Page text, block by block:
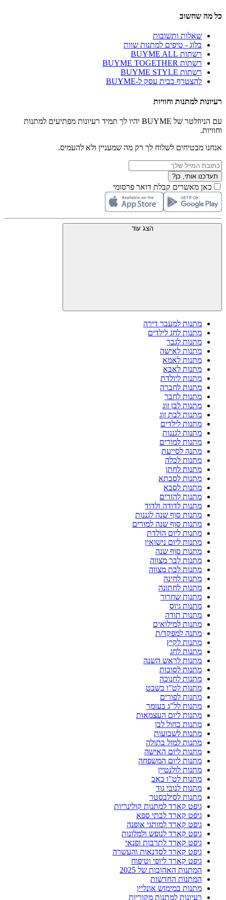
כל מה שחשוב
שאלות ותשובות
בלוג - טיפים למתנות שוות
רשתות BUYME ALL
רשתות BUYME TOGETHER
רשתות BUYME STYLE
להצטרף כבית עסק ל-BUYME
רעיונות למתנות וחוויות
עם הניוזלטר של BUYME יהיו לך תמיד רעיונות מפתיעים למתנות
וחוויות.
אנחנו מבטיחים לשלוח לך רק מה שמעניין ולא להעמיס.
תעדכנו אותי, כן?
כאן מאשרים קבלת דואר פרסומי
הצג עוד
מתנות למעבר דירה
מתנות לחג לילדים
מתנות לגבר
מתנות לאישה
מתנות לאמא
מתנות לאבא
מתנות ליולדת
מתנות לחברה
מתנות לחבר
מתנות לבן זוג
מתנות לבת זוג
מתנות לילדים
מתנות לגננות
מתנות למורים
מתנה לסייעת
מתנות לכלה
מתנות לחתן
מתנות לסבתא
מתנות לסבא
מתנות להורים
מתנות לדודה ולדוד
מתנות סוף שנה לגננות
מתנות סוף שנה למורים
מתנות ליום הולדת
מתנות ליום נישואין
מתנות סוף שנה
מתנות לבר מצווה
מתנות לבת מצווה
מתנות לחינה
מתנות לחתונה
מתנות שחרור
מתנות גיוס
מתנות תודה
מתנות למילואים
מתנה למפקד/ת
מתנות לקיץ
מתנות לחג
מתנות לראש השנה
מתנות לסוכות
מתנות לחנוכה
מתנות לט"ו בשבט
מתנות לפורים
מתנות לל"ג בעומר
מתנות ליום העצמאות
מתנות כחול לבן
מתנות לשבועות
מתנות למזל בתולה
מתנות ליום האישה
מתנות ליום המשפחה
מתנות לולנטיין
מתנות לט"ו באב
מתנות לנובי גוד
מתנות לסילבסטר
גיפט קארד למתנות קולינריות
גיפט קארד לבתי ספא
גיפט קארד למותגי אופנה
גיפט קארד לנופש ולמלונות
גיפט קארד לתרבות ופנאי
גיפט קארד לסדנאות והעשרה
גיפט קארד ליופי וטיפוח
המתנות האהובות של 2025
המתנות החדשות
מתנות במימוש אונליין
רעיונות למתנות מקוריות